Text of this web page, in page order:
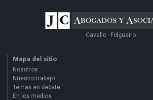
Cavallo · Folgueiro
Mapa del sitio
Nosotros
Nuestro trabajo
Temas en debate
En los medios